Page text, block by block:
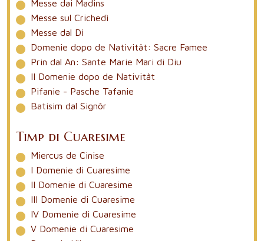
Messe dai Madins
Messe sul Crichedì
Messe dal Dì
Domenie dopo de Nativitât: Sacre Famee
Prin dal An: Sante Marie Mari di Diu
II Domenie dopo de Nativitât
Pifanie - Pasche Tafanie
Batisim dal Signôr
Timp di Cuaresime
Miercus de Cinise
I Domenie di Cuaresime
II Domenie di Cuaresime
III Domenie di Cuaresime
IV Domenie di Cuaresime
V Domenie di Cuaresime